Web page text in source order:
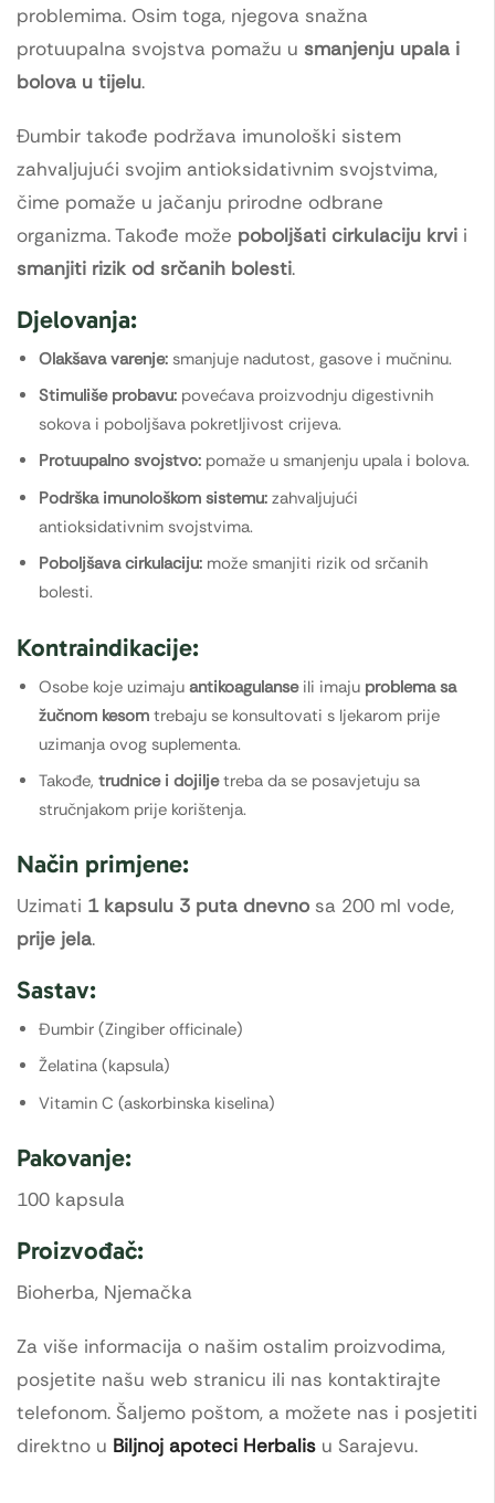
problemima. Osim toga, njegova snažna
protuupalna svojstva pomažu u smanjenju upala i
bolova u tijelu.
Đumbir takođe podržava imunološki sistem
zahvaljujući svojim antioksidativnim svojstvima,
čime pomaže u jačanju prirodne odbrane
organizma. Takođe može poboljšati cirkulaciju krvi i
smanjiti rizik od srčanih bolesti.
Djelovanja:
Olakšava varenje: smanjuje nadutost, gasove i mučninu.
Stimuliše probavu: povećava proizvodnju digestivnih
sokova i poboljšava pokretljivost crijeva.
Protuupalno svojstvo: pomaže u smanjenju upala i bolova.
Podrška imunološkom sistemu: zahvaljujući
antioksidativnim svojstvima.
Poboljšava cirkulaciju: može smanjiti rizik od srčanih
bolesti.
Kontraindikacije:
Osobe koje uzimaju antikoagulanseili imaju problema sa
žučnom kesom trebaju se konsultovati s ljekarom prije
uzimanja ovog suplementa.
Takođe, trudnice i dojiljetreba da se posavjetuju sa
stručnjakom prije korištenja.
Način primjene:
Uzimati 1 kapsulu 3 puta dnevno sa 200 ml vode,
prije jela.
Sastav:
Đumbir (Zingiber officinale)
Želatina (kapsula)
Vitamin C (askorbinska kiselina)
Pakovanje:
100 kapsula
Proizvođač:
Bioherba, Njemačka
Za više informacija o našim ostalim proizvodima,
posjetite našu web stranicu ili nas kontaktirajte
telefonom. Šaljemo poštom, a možete nas i posjetiti
direktno u Biljnoj apoteci Herbalis u Sarajevu.